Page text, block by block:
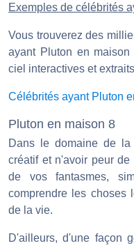
Exemples de célébrités
Vous trouverez des
ayant Pluton en
ciel interactives et
Célébrités ayant Pluton
Pluton en maison 8
Dans le domaine de
créatif et n'avoir peur
de vos fantasmes,
comprendre les choses
de la vie.
D'ailleurs, d'une façon